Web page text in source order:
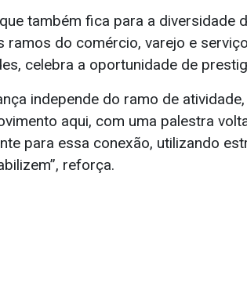
também fica para a diversidade
ramos do comércio, varejo e
celebra a oportunidade de
independe do ramo de
aqui, com uma palestra
para essa conexão, utilizando
reforça.